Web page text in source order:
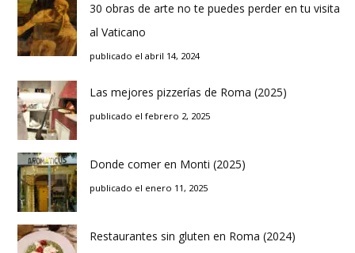
30 obras de arte no te puedes perder en tu visita
al Vaticano
publicado el abril 14, 2024
Las mejores pizzerías de Roma (2025)
publicado el febrero 2, 2025
Donde comer en Monti (2025)
publicado el enero 11, 2025
Restaurantes sin gluten en Roma (2024)